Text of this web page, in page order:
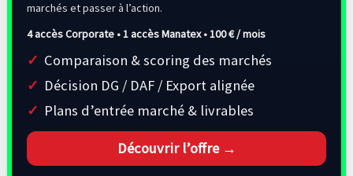
marchés et passer à l’action.
4 accès Corporate • 1 accès Manatex •100 € / mois
Comparaison & scoring des marchés
Décision DG / DAF / Export alignée
Plans d’entrée marché & livrables
Découvrir l’offre →